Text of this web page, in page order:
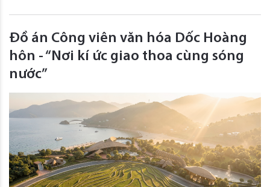
Đồ án Công viên văn hóa Dốc Hoàng
hôn - “Nơi kí ức giao thoa cùng sóng
nước”